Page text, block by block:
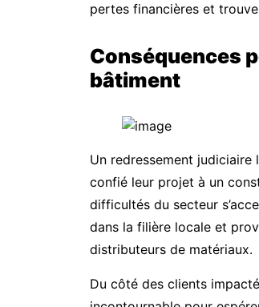
pertes financières et
Conséquences
bâtiment
Un redressement
confié leur projet à un
difficultés du secteur
dans la filière locale et
distributeurs de matériaux.
Du côté des clients